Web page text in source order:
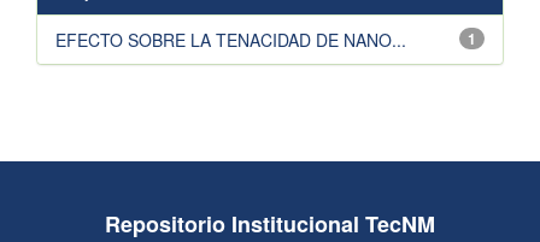
1
EFECTO SOBRE LA TENACIDAD DE NANO...
Repositorio Institucional TecNM